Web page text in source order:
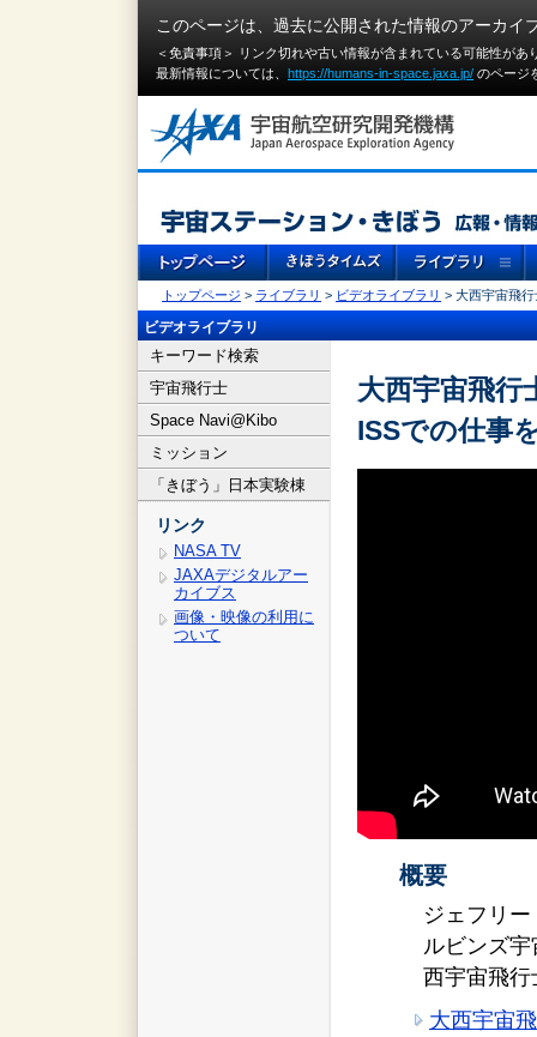
このページは、過去に公開された情報のアーカイ
＜免責事項＞ リンク切れや古い情報が含まれている可能性が
最新情報については、 https://humans-in-space.jaxa.jp/ のページ
トップページ > ライブラリ > ビデオライブラリ > 大西宇宙飛
ビデオライブラリ
キーワード検索
宇宙飛行士
Space Navi@Kibo
ミッション
「きぼう」日本実験棟
リンク
NASA TV
JAXAデジタルアー
カイブス
画像・映像の利用に
ついて
大西宇宙飛
ISSでの仕事
概要
ジェフリ
ルビンズ
西宇宙飛行
大西宇宙